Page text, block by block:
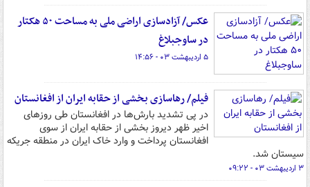
عکس/ آزادسازی اراضی ملی به مساحت ۵۰ هکتار
در ساوجبلاغ
۵ اردیبهشت ۰۳ - ۱۴:۵۶
فیلم/ رهاسازی بخشی از حقابه ایران از افغانستان
در پی تشدید بارش‌ها در افغانستان طی روزهای
اخیر ظهر دیروز بخشی از حقابه ایران از سوی
افغانستان پرداخت و وارد خاک ایران در منطقه جریکه
سیستان شد.
۳ اردیبهشت ۰۳ - ۰۹:۲۲